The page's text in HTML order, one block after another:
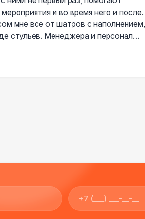
и во время него и после.
мне все от шатров с наполнением,
стульев. Менеджера и персонал
подскажут что лучше взять и
люблю работать именно с ними,